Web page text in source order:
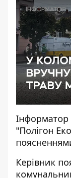
Інформатор
"Полігон
Керівник